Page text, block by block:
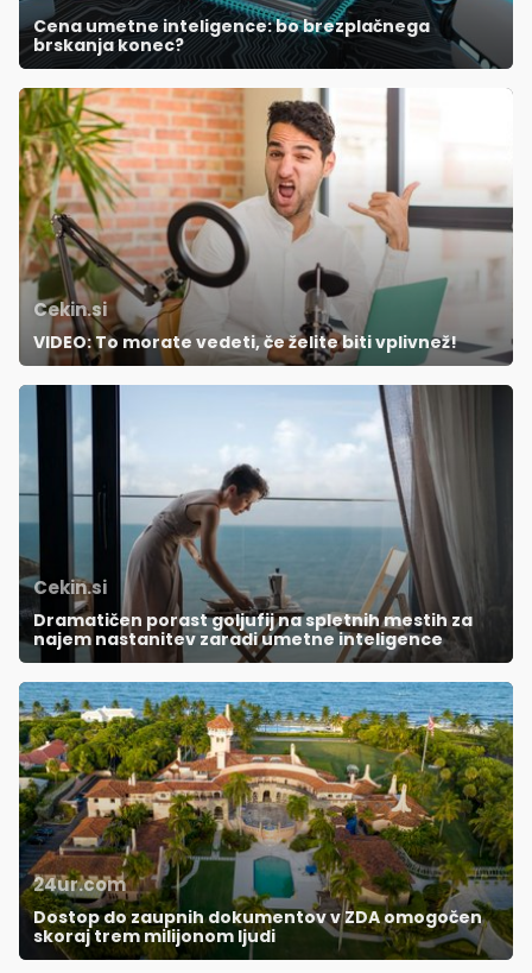
Cena umetne inteligence: bo brezplačnega
brskanja konec?
Cekin.si
VIDEO: To morate vedeti, če želite biti vplivnež!
Cekin.si
Dramatičen porast goljufij na spletnih mestih za
najem nastanitev zaradi umetne inteligence
24ur.com
Dostop do zaupnih dokumentov v ZDA omogočen
skoraj trem milijonom ljudi